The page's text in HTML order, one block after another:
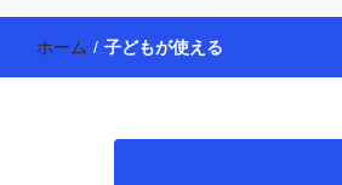
働く母の40代を楽しむ方
ー活動を通して、豊かな生活を楽しんで
活だけでなく、大好きな【旅行・温泉・
索】も全力で楽しみます。
ホーム / 子どもが使える